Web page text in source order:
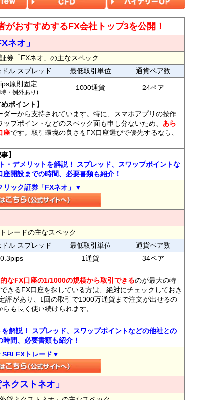
がおすすめするFX会社トップ3を公開！
ネオ」
券「FXネオ」の主なスペック
ル スプレッド 最低取引単位
通貨ペア数
原則固定
・例外あり)
1000通貨 24ペア
ポイント】
ーから支持されています。特に、スマホアプリの操作
プポイントなどのスペック面も申し分ないため、 あら
座です。取引環境の良さをFX口座選びで優先するなら、
】
・デメリットを解説！ スプレッド、スワップポイントな
開設までの時間、必要書類も紹介！
リック証券「FXネオ」▼
レードの主なスペック
ル スプレッド 最低取引単位
通貨ペア数
0.3pips 1通貨
34ペア
的なFX口座の1/1000の規模から取引できるのが最大の特
きるFX口座を探している方は、絶対にチェックしておき
評があり、1回の取引で1000万通貨まで注文が出せるの
も長く使い続けられます。
解説！ スプレッド、スワップポイントなどの他社との
間、必要書類も紹介！
FXトレード▼
クストネオ」